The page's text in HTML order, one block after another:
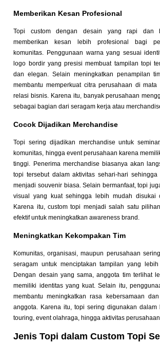
Memberikan Kesan Profesional
Topi custom dengan desain yang rapi dan
memberikan kesan lebih profesional bagi
komunitas. Penggunaan warna yang sesuai
logo bordir yang presisi membuat tampilan topi
dan elegan. Selain meningkatkan penampilan
membantu memperkuat citra perusahaan di mata
relasi bisnis. Karena itu, banyak perusahaan
sebagai bagian dari seragam kerja atau
Cocok Dijadikan Merchandise
Topi sering dijadikan merchandise untuk
komunitas, hingga event perusahaan karena
tinggi. Penerima merchandise biasanya akan
topi tersebut dalam aktivitas sehari-hari
menjadi souvenir biasa. Selain bermanfaat, topi
visual yang kuat sehingga lebih mudah disukai
Karena itu, custom topi menjadi salah satu
efektif untuk meningkatkan awareness brand.
Meningkatkan Kekompakan Tim
Komunitas, organisasi, maupun perusahaan
seragam untuk menciptakan tampilan yang
Dengan desain yang sama, anggota tim terlihat
memiliki identitas yang kuat. Selain itu,
membantu meningkatkan rasa kebersamaan
anggota. Karena itu, topi sering digunakan dalam
touring, event olahraga, hingga aktivitas
Jenis Topi dalam Custom Topi